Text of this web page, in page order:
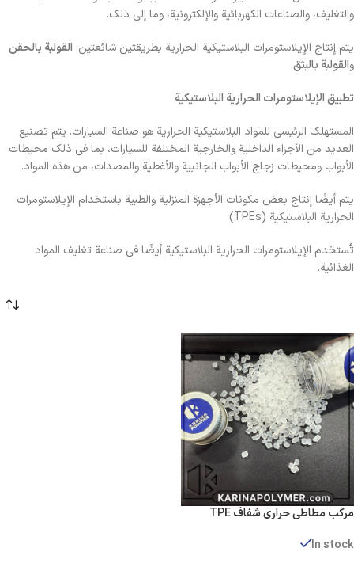
والتغليف، والصناعات الكهربائية والإلكترونية، وما إلى ذلك.
يتم إنتاج الإيلاستومرات البلاستيكية الحرارية بطريقتين شائعتين: القولبة بالحقن
والقولبة بالبثق.
تطبيق الإيلاستومرات الحرارية البلاستيكية
المستهلك الرئيسي للمواد البلاستيكية الحرارية هو صناعة السيارات. يتم تصنيع
العديد من الأجزاء الداخلية والخارجية المختلفة للسيارات، بما في ذلك محيطات
الأبواب ومحيطات زجاج الأبواب الجانبية والأغطية والمصدات، من هذه المواد.
يتم أيضًا إنتاج بعض مكونات الأجهزة المنزلية والطبية باستخدام الإيلاستومرات
الحرارية البلاستيكية (TPEs).
تُستخدم الإيلاستومرات الحرارية البلاستيكية أيضًا في صناعة تغليف المواد
الغذائية.
مركب مطاطي حراري شفاف TPE
In stock